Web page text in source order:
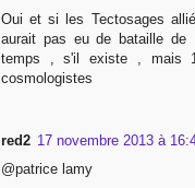
Oui et si les Tectosages
aurait pas eu de bataille de
temps , s'il existe , mais
cosmologistes
red2 17 novembre 2013 à
@patrice lamy